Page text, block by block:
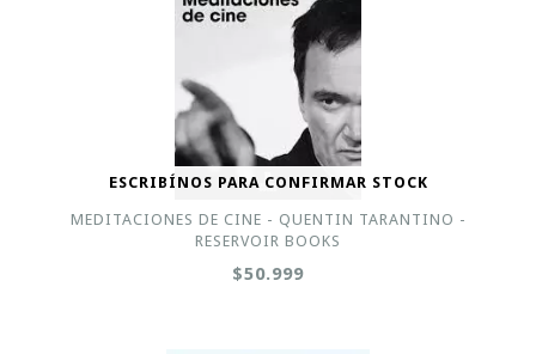
ESCRIBÍNOS PARA CONFIRMAR STOCK
MEDITACIONES DE CINE - QUENTIN TARANTINO -
RESERVOIR BOOKS
$50.999